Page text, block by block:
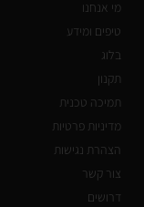
מי אנחנו
טיפים ומידע
בלוג
תקנון
תמיכה טכנית
מדיניות פרטיות
הצהרת נגישות
צור קשר
דרושים